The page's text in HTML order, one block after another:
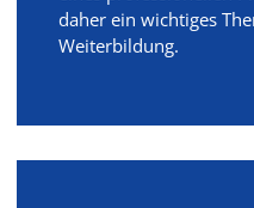
daher ein wichtiges
Weiterbildung.